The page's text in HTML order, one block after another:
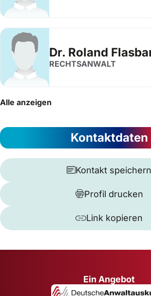
Dr. Roland
RECHTSANWALT
Alle anzeigen
Kontaktdaten
Kontakt speichern
Profil drucken
Link kopieren
Ein Angebot